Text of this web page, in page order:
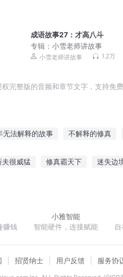
成语故事27：才高八斗
专辑：小雪老师讲故事
小雪老师讲故事 1.2万
完整版的音频和章节文字，支持免
无法解释的故事 不解释的修真
要解释 妄图解释一切 释剑王者
夫很威猛 修真霸天下 迷失边
赚钱
小雅智能
智能硬件，连接赋能
招贤纳士 用户反馈 服务协